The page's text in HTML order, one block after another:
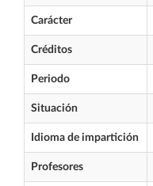
Carácter
Créditos
Periodo
Situación
Idioma de impartición
Profesores